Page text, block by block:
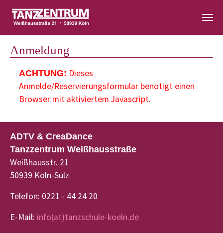
Anmeldung
ACHTUNG: Dieses
Anmelde/Reservierungsformular benötigt einen
Browser mit aktiviertem Javascript.
ADTV & CreaDance
Tanzzentrum Weißhausstraße
Weißhausstr. 21
50939 Köln-Sülz
Telefon: 0221 - 44 24 20
E-Mail: info(at)tanzschule-koeln.de